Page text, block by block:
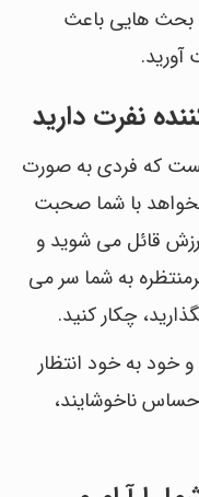
بحث هایی باعث
نیست که فردی به صورت
با شما صحبت
قائل می شوید و
به شما سر می
چکار کنید.
خود به خود انتظار
ناخوشایند،